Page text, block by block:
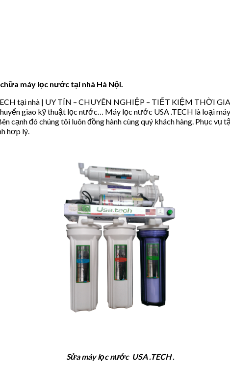
máy lọc nước tại nhà Hà Nội.
tại nhà | UY TÍN – CHUYÊN NGHIỆP – TIẾT KIỆM THỜI
giao kỹ thuật lọc nước… Máy lọc nước USA .TECH là loại
cạnh đó chúng tôi luôn đồng hành cùng quý khách hàng. Phục
hợp lý.
Sửa máy lọc nước USA .TECH .